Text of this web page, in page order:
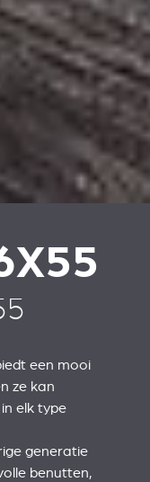
een mooi
ze kan
elk type
generatie
benutten,